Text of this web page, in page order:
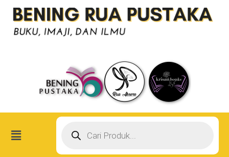
Menu
Products
navigation